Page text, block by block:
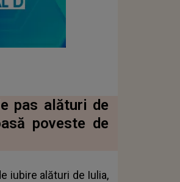
pas alături de
poveste de
iubire alături de Iulia,